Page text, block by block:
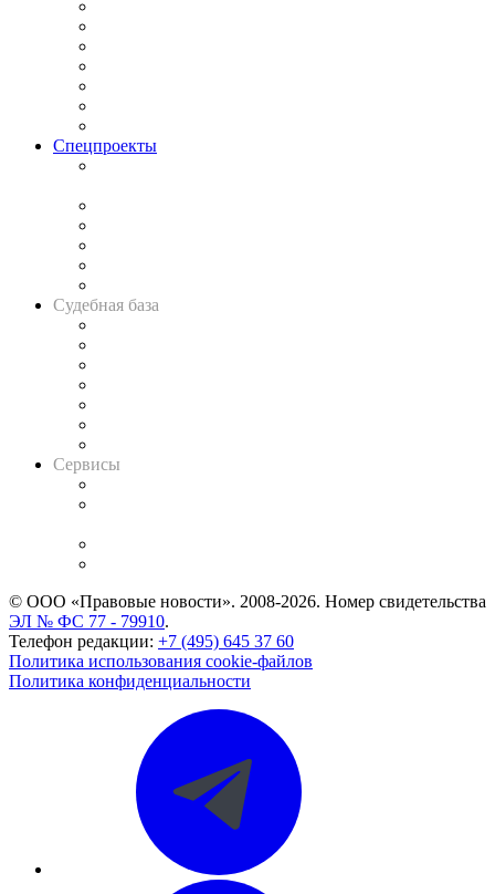
Спецпроекты
Судебная база
Сервисы
© ООО «Правовые новости». 2008-2026. Номер свидетельства
ЭЛ № ФС 77 - 79910.
Телефон редакции: +7 (495) 645 37 60
Политика использования cookie-файлов
Политика конфиденциальности